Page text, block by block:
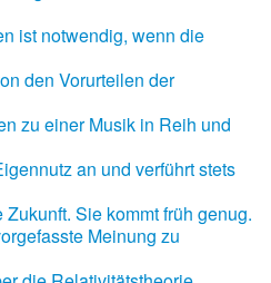
ist notwendig, wenn die
den Vorurteilen der
zu einer Musik in Reih und
an und verführt stets
Sie kommt früh genug.
Meinung zu